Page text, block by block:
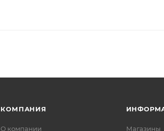
КОМПАНИЯ
О компании
Магазины